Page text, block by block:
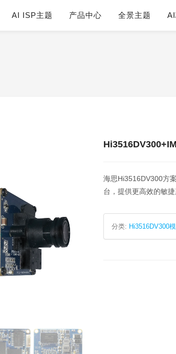
AI ISP主题 产品中心 全景主题
海思Hi3516DV300方
台，提供更高效的敏捷
分类: Hi3516DV300